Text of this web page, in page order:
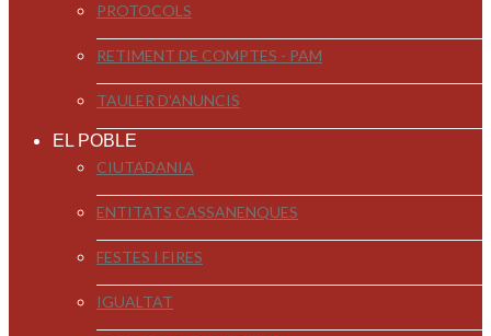
PROTOCOLS
RETIMENT DE COMPTES - PAM
TAULER D'ANUNCIS
EL POBLE
CIUTADANIA
ENTITATS CASSANENQUES
FESTES I FIRES
IGUALTAT